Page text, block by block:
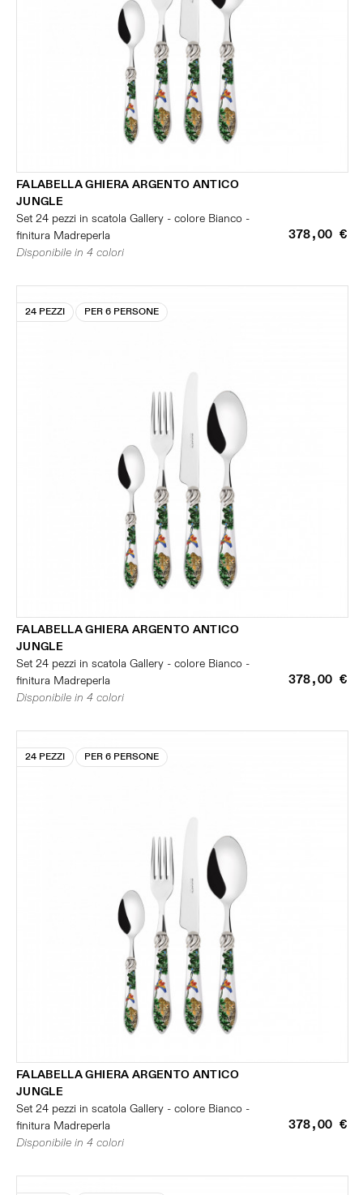
FALABELLA GHIERA ARGENTO ANTICO
JUNGLE
Set 24 pezzi in scatola Gallery - colore Bianco -
finitura Madreperla
378,00 €
Disponibile in 4 colori
24 PEZZI PER 6 PERSONE
FALABELLA GHIERA ARGENTO ANTICO
JUNGLE
Set 24 pezzi in scatola Gallery - colore Bianco -
finitura Madreperla
378,00 €
Disponibile in 4 colori
24 PEZZI PER 6 PERSONE
FALABELLA GHIERA ARGENTO ANTICO
JUNGLE
Set 24 pezzi in scatola Gallery - colore Bianco -
finitura Madreperla
378,00 €
Disponibile in 4 colori